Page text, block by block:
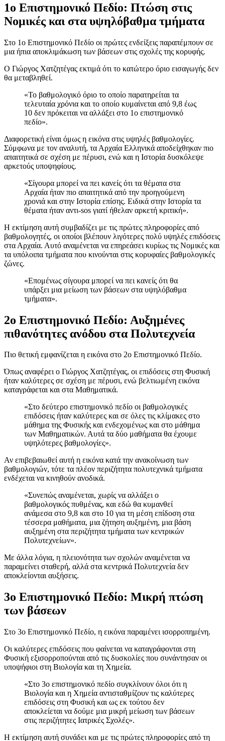
1ο Επιστημονικό Πεδίο: Πτώση στις
Νομικές και στα υψηλόβαθμα τμήματα
Στο 1ο Επιστημονικό Πεδίο οι πρώτες ενδείξεις παραπέμπουν σε
μια ήπια αποκλιμάκωση των βάσεων στις σχολές της κορυφής.
Ο Γιώργος Χατζητέγας εκτιμά ότι το κατώτερο όριο εισαγωγής δεν
θα μεταβληθεί.
«Το βαθμολογικό όριο το οποίο παρατηρείται τα
τελευταία χρόνια και το οποίο κυμαίνεται από 9,8 έως
10 δεν πρόκειται να αλλάξει στο 1ο επιστημονικό
πεδίο».
Διαφορετική είναι όμως η εικόνα στις υψηλές βαθμολογίες.
Σύμφωνα με τον αναλυτή, τα Αρχαία Ελληνικά αποδείχθηκαν πιο
απαιτητικά σε σχέση με πέρυσι, ενώ και η Ιστορία δυσκόλεψε
αρκετούς υποψηφίους.
«Σίγουρα μπορεί να πει κανείς ότι τα θέματα στα
Αρχαία ήταν πιο απαιτητικά από την προηγούμενη
χρονιά και στην Ιστορία επίσης. Ειδικά στην Ιστορία τα
θέματα ήταν αντι-sos γιατί ήθελαν αρκετή κριτική».
Η εκτίμηση αυτή συμβαδίζει με τις πρώτες πληροφορίες από
βαθμολογητές, οι οποίοι βλέπουν λιγότερες πολύ υψηλές επιδόσεις
στα Αρχαία. Αυτό αναμένεται να επηρεάσει κυρίως τις Νομικές και
τα υπόλοιπα τμήματα που κινούνται στις κορυφαίες βαθμολογικές
ζώνες.
«Επομένως σίγουρα μπορεί να πει κανείς ότι θα
υπάρξει μια μείωση των βάσεων στα υψηλόβαθμα
τμήματα».
2ο Επιστημονικό Πεδίο: Αυξημένες
πιθανότητες ανόδου στα Πολυτεχνεία
Πιο θετική εμφανίζεται η εικόνα στο 2ο Επιστημονικό Πεδίο.
Όπως αναφέρει ο Γιώργος Χατζητέγας, οι επιδόσεις στη Φυσική
ήταν καλύτερες σε σχέση με πέρυσι, ενώ βελτιωμένη εικόνα
καταγράφεται και στα Μαθηματικά.
«Στο δεύτερο επιστημονικό πεδίο οι βαθμολογικές
επιδόσεις ήταν καλύτερες και σε όλες τις κλίμακες στο
μάθημα της Φυσικής και ενδεχομένως και στο μάθημα
των Μαθηματικών. Αυτά τα δύο μαθήματα θα έχουμε
υψηλότερες βαθμολογίες».
Αν επιβεβαιωθεί αυτή η εικόνα κατά την ανακοίνωση των
βαθμολογιών, τότε τα πλέον περιζήτητα πολυτεχνικά τμήματα
ενδέχεται να κινηθούν ανοδικά.
«Συνεπώς αναμένεται, χωρίς να αλλάξει ο
βαθμολογικός πυθμένας, και εδώ θα κυμανθεί
ανάμεσα στο 9,8 και στο 10 για τη μέση επίδοση στα
τέσσερα μαθήματα, μια ζήτηση αυξημένη, μια βάση
αυξημένη στα περιζήτητα τμήματα των κεντρικών
Πολυτεχνείων».
Με άλλα λόγια, η πλειονότητα των σχολών αναμένεται να
παραμείνει σταθερή, αλλά στα κεντρικά Πολυτεχνεία δεν
αποκλείονται αυξήσεις.
3ο Επιστημονικό Πεδίο: Μικρή πτώση
των βάσεων
Στο 3ο Επιστημονικό Πεδίο, η εικόνα παραμένει ισορροπημένη.
Οι καλύτερες επιδόσεις που φαίνεται να καταγράφονται στη
Φυσική εξισορροπούνται από τις δυσκολίες που συνάντησαν οι
υποψήφιοι στη Βιολογία και τη Χημεία.
«Στο 3ο επιστημονικό πεδίο συγκλίνουν όλοι ότι η
Βιολογία και η Χημεία αντισταθμίζουν τις καλύτερες
επιδόσεις στη Φυσική και ως εκ τούτου δεν
αποκλείεται να δούμε μια μικρή μείωση των βάσεων
στις περιζήτητες Ιατρικές Σχολές».
Η εκτίμηση αυτή συνάδει και με τις πρώτες πληροφορίες από τη